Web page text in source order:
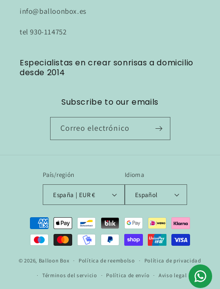
info@balloonbox.es
tel 930-114752
Especialistas en crear sonrisas a domicilio
desde 2014
Subscribe to our emails
Correo electrónico
País/región
España | EUR €
Idioma
Español
Formas
pago
© 2026, Balloon Box Política de reembolso Política de privacidad
Términos del servicio Política de envío Aviso legal